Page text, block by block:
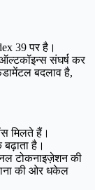
39 पर है।
संघर्ष कर
बदलाव है,
मिलते हैं।
है।
टोकनाइज़ेशन की
की ओर धकेल